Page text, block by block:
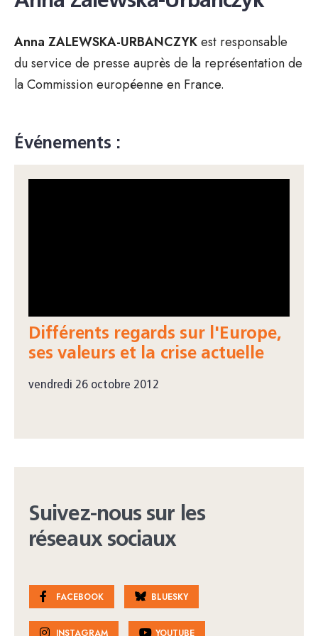
Anna ZALEWSKA-URBANCZYKest responsable
du service de presse auprès de la représentation de
la Commission européenne en France.
Événements :
Différents regards sur l'Europe,
ses valeurs et la crise actuelle
vendredi 26 octobre 2012
Suivez-nous sur les
réseaux sociaux
FACEBOOK BLUESKY
INSTAGRAM YOUTUBE